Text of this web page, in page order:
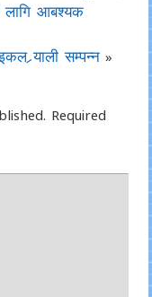
लागि आबश्यक
र्‍याली सम्पन्न »
Required